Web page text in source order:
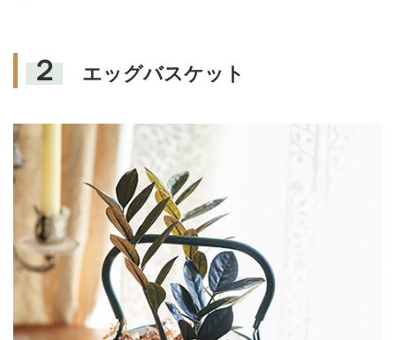
２ エッグバスケット